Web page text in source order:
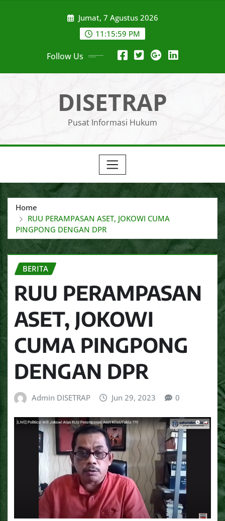
Jumat, 7 Agustus 2026
11:16:00 PM
Follow Us
DISETRAP
Pusat Informasi Hukum
Home
RUU PERAMPASAN ASET, JOKOWI CUMA
PINGPONG DENGAN DPR
BERITA
RUU PERAMPASAN
ASET, JOKOWI
CUMA PINGPONG
DENGAN DPR
Admin DISETRAP Jun 29, 2023 0